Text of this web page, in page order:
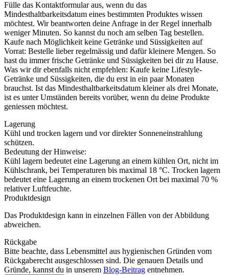
Fülle das Kontaktformular aus, wenn du das
Mindesthaltbarkeitsdatum eines bestimmten Produktes wissen
möchtest. Wir beantworten deine Anfrage in der Regel innerhalb
weniger Minuten. So kannst du noch am selben Tag bestellen.
Kaufe nach Möglichkeit keine Getränke und Süssigkeiten auf
Vorrat: Bestelle lieber regelmässig und dafür kleinere Mengen. So
hast du immer frische Getränke und Süssigkeiten bei dir zu Hause.
Was wir dir ebenfalls nicht empfehlen: Kaufe keine Lifestyle-
Getränke und Süssigkeiten, die du erst in ein paar Monaten
brauchst. Ist das Mindesthaltbarkeitsdatum kleiner als drei Monate,
ist es unter Umständen bereits vorüber, wenn du deine Produkte
geniessen möchtest.
Lagerung
Kühl und trocken lagern und vor direkter Sonneneinstrahlung
schützen.
Bedeutung der Hinweise:
Kühl lagern bedeutet eine Lagerung an einem kühlen Ort, nicht im
Kühlschrank, bei Temperaturen bis maximal 18 °C. Trocken lagern
bedeutet eine Lagerung an einem trockenen Ort bei maximal 70 %
relativer Luftfeuchte.
Produktdesign
Das Produktdesign kann in einzelnen Fällen von der Abbildung
abweichen.
Rückgabe
Bitte beachte, dass Lebensmittel aus hygienischen Gründen vom
Rückgaberecht ausgeschlossen sind. Die genauen Details und
Gründe, kannst du in unserem Blog-Beitrag entnehmen.